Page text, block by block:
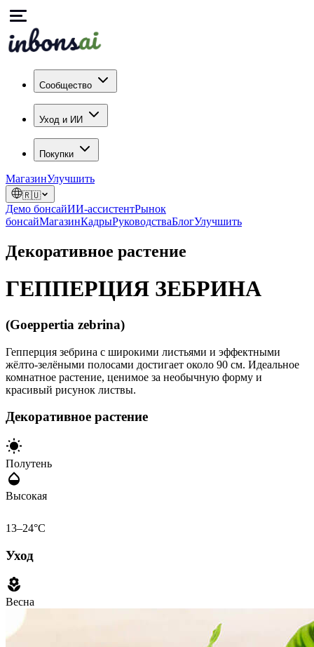
Сообщество
Уход и ИИ
Покупки
МагазинУлучшить
🇷🇺
Демо бонсайИИ-ассистентРынок
бонсайМагазинКадрыРуководстваБлогУлучшить
Декоративное растение
ГЕППЕРЦИЯ ЗЕБРИНА
(Goeppertia zebrina)
Гепперция зебрина с широкими листьями и эффектными
жёлто-зелёными полосами достигает около 90 см. Идеальное
комнатное растение, ценимое за необычную форму и
красивый рисунок листвы.
Декоративное растение
Полутень
Высокая
13–24°C
Уход
Весна